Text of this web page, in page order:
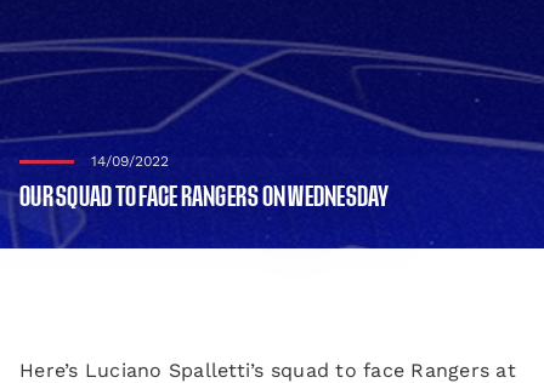
14/09/2022
OUR SQUAD TO FACE RANGERS ON WEDNESDAY
Here’s Luciano Spalletti’s squad to face Rangers at